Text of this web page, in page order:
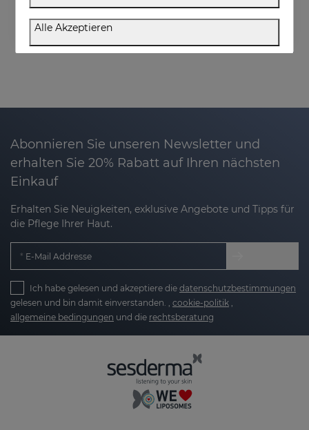
34.95 €
Abonnieren Sie unseren Newsletter und
erhalten Sie 20% Rabatt auf Ihren nächsten
Einkauf
Erhalten Sie Neuigkeiten, exklusive Angebote und Tipps für
die Pflege Ihrer Haut.
E-Mail Addresse
Ich habe gelesen und akzeptiere die datenschutzbestimmungen
gelesen und bin damit einverstanden. , cookie-politik
allgemeine bedingungen und die rechtsberatung
Alle Akzeptieren